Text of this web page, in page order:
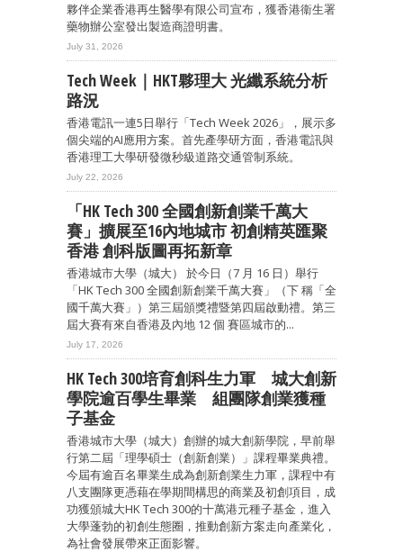
夥伴企業香港再生醫學有限公司宣布，獲香港衞生署
藥物辦公室發出製造商證明書。
July 31, 2026
Tech Week｜HKT夥理大 光纖系統分析
路況
香港電訊一連5日舉行「Tech Week 2026」，展示多
個尖端的AI應用方案。首先產學研方面，香港電訊與
香港理工大學研發微秒級道路交通管制系統。
July 22, 2026
「HK Tech 300 全國創新創業千萬大
賽」擴展至16內地城市 初創精英匯聚
香港 創科版圖再拓新章
香港城市大學（城大） 於今日（7 月 16 日）舉行
「HK Tech 300 全國創新創業千萬大賽」（下 稱「全
國千萬大賽」）第三屆頒獎禮暨第四屆啟動禮。第三
屆大賽有來自香港及內地 12 個 賽區城市的...
July 17, 2026
HK Tech 300培育創科生力軍 城大創新
學院逾百學生畢業 組團隊創業獲種
子基金
香港城市大學（城大）創辦的城大創新學院，早前舉
行第二屆「理學碩士（創新創業）」課程畢業典禮。
今屆有逾百名畢業生成為創新創業生力軍，課程中有
八支團隊更憑藉在學期間構思的商業及初創項目，成
功獲頒城大HK Tech 300的十萬港元種子基金，進入
大學蓬勃的初創生態圈，推動創新方案走向產業化，
為社會發展帶來正面影響。